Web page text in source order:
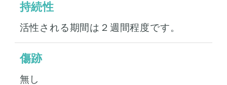
持続性
活性される期間は２週間程度です。
傷跡
無し